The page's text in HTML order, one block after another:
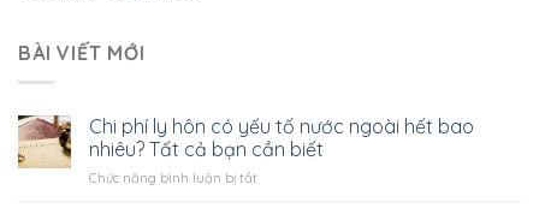
BÀI VIẾT MỚI
Chi phí ly hôn có yếu tố nước ngoài hết bao
nhiêu? Tất cả bạn cần biết
Chức năng bình luận bị tắtở